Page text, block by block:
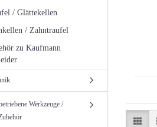
/ Glättekellen
/ Zahntraufel
zu Kaufmann
Werkzeuge /